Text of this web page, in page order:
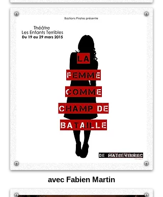
avec Fabien Martin